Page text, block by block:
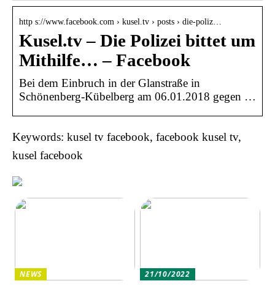
http s://www.facebook.com › kusel.tv › posts › die-poliz…
Kusel.tv – Die Polizei bittet um
Mithilfe… – Facebook
Bei dem Einbruch in der Glanstraße in
Schönenberg-Kübelberg am 06.01.2018 gegen …
Keywords: kusel tv facebook, facebook kusel tv,
kusel facebook
NEWS 21/10/2022